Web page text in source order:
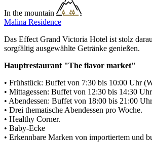
In the mountain
Malina Residence
Das Effect Grand Victoria Hotel ist stolz
sorgfältig ausgewählte Getränke genießen.
Hauptrestaurant "The flavor market"
• Frühstück: Buffet von 7:30 bis 10:00 Uhr
• Mittagessen: Buffet von 12:30 bis 14:30
• Abendessen: Buffet von 18:00 bis 21:00
• Drei thematische Abendessen pro Woche.
• Healthy Corner.
• Baby-Ecke
• Erkennbare Marken von importiertem und